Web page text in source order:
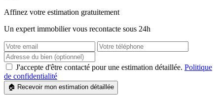
Affinez votre estimation gratuitement
Un expert immobilier vous recontacte sous 24h
J'accepte d'être contacté pour une estimation détaillée. Politique
de confidentialité
🏠 Recevoir mon estimation détaillée